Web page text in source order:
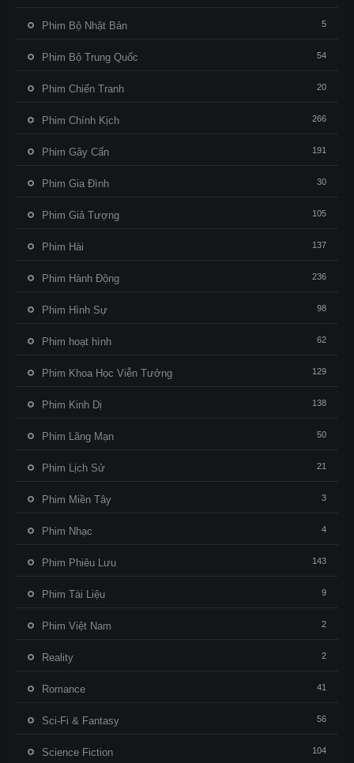
Phim Bộ Nhật Bản 5
Phim Bộ Trung Quốc 54
Phim Chiến Tranh 20
Phim Chính Kịch 266
Phim Gây Cấn 191
Phim Gia Đình 30
Phim Giả Tượng 105
Phim Hài 137
Phim Hành Động 236
Phim Hình Sự 98
Phim hoạt hình 62
Phim Khoa Học Viễn Tưởng 129
Phim Kinh Dị 138
Phim Lãng Mạn 50
Phim Lịch Sử 21
Phim Miền Tây 3
Phim Nhạc 4
Phim Phiêu Lưu 143
Phim Tài Liệu 9
Phim Việt Nam 2
Reality 2
Romance 41
Sci-Fi & Fantasy 56
Science Fiction 104